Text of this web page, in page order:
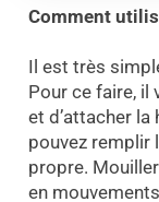
Comment
Il est très
Pour ce faire, il
et d’attacher
pouvez remplir
propre.
en